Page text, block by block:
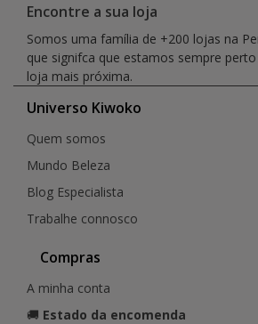
Encontre a sua loja
Somos uma família de +200 lojas na
que signifca que estamos sempre
loja mais próxima.
Universo Kiwoko
Quem somos
Mundo Beleza
Blog Especialista
Trabalhe connosco
Compras
A minha conta
🚚 Estado da encomenda